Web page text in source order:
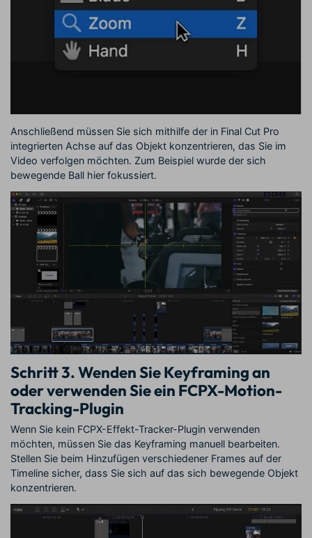
Anschließend müssen Sie sich mithilfe der in Final Cut Pro
integrierten Achse auf das Objekt konzentrieren, das Sie im
Video verfolgen möchten. Zum Beispiel wurde der sich
bewegende Ball hier fokussiert.
Schritt 3. Wenden Sie Keyframing an
oder verwenden Sie ein FCPX-Motion-
Tracking-Plugin
Wenn Sie kein FCPX-Effekt-Tracker-Plugin verwenden
möchten, müssen Sie das Keyframing manuell bearbeiten.
Stellen Sie beim Hinzufügen verschiedener Frames auf der
Timeline sicher, dass Sie sich auf das sich bewegende Objekt
konzentrieren.